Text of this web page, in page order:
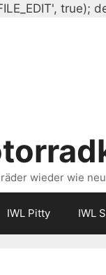
true);
wieder wie
IWL Pitty IWL